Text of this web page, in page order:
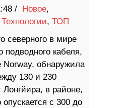
/ Новое,
Технологии, ТОП
северного в мире
подводного кабеля,
Norway, обнаружила
130 и 230
Лонгйира, в районе,
опускается с 300 до